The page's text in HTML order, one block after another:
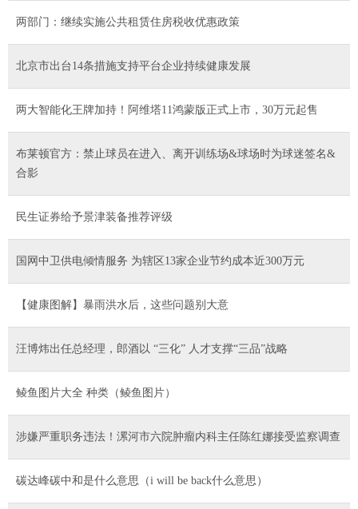
两部门：继续实施公共租赁住房税收优惠政策
北京市出台14条措施支持平台企业持续健康发展
两大智能化王牌加持！阿维塔11鸿蒙版正式上市，30万元起售
布莱顿官方：禁止球员在进入、离开训练场&球场时为球迷签名&
合影
民生证券给予景津装备推荐评级
国网中卫供电倾情服务 为辖区13家企业节约成本近300万元
【健康图解】暴雨洪水后，这些问题别大意
汪博炜出任总经理，郎酒以 “三化” 人才支撑“三品”战略
鲮鱼图片大全 种类（鲮鱼图片）
涉嫌严重职务违法！漯河市六院肿瘤内科主任陈红娜接受监察调查
碳达峰碳中和是什么意思（i will be back什么意思）